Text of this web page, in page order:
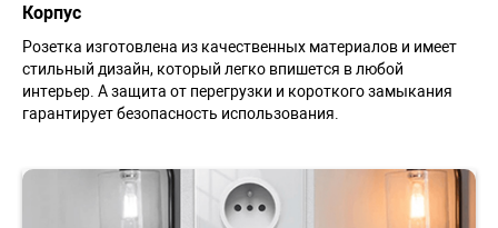
Корпус
Розетка изготовлена из качественных материалов и имеет
стильный дизайн, который легко впишется в любой
интерьер. А защита от перегрузки и короткого замыкания
гарантирует безопасность использования.